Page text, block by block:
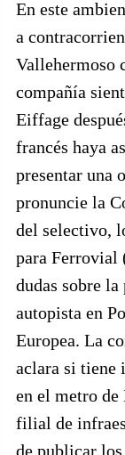
En este
a
Vallehermoso
compañía
Eiffage
francés haya
presentar una
pronuncie la
del selectivo,
para Ferrovial
dudas sobre
autopista en
Europea. La
aclara si tiene
en el metro de
filial de
de publicar los